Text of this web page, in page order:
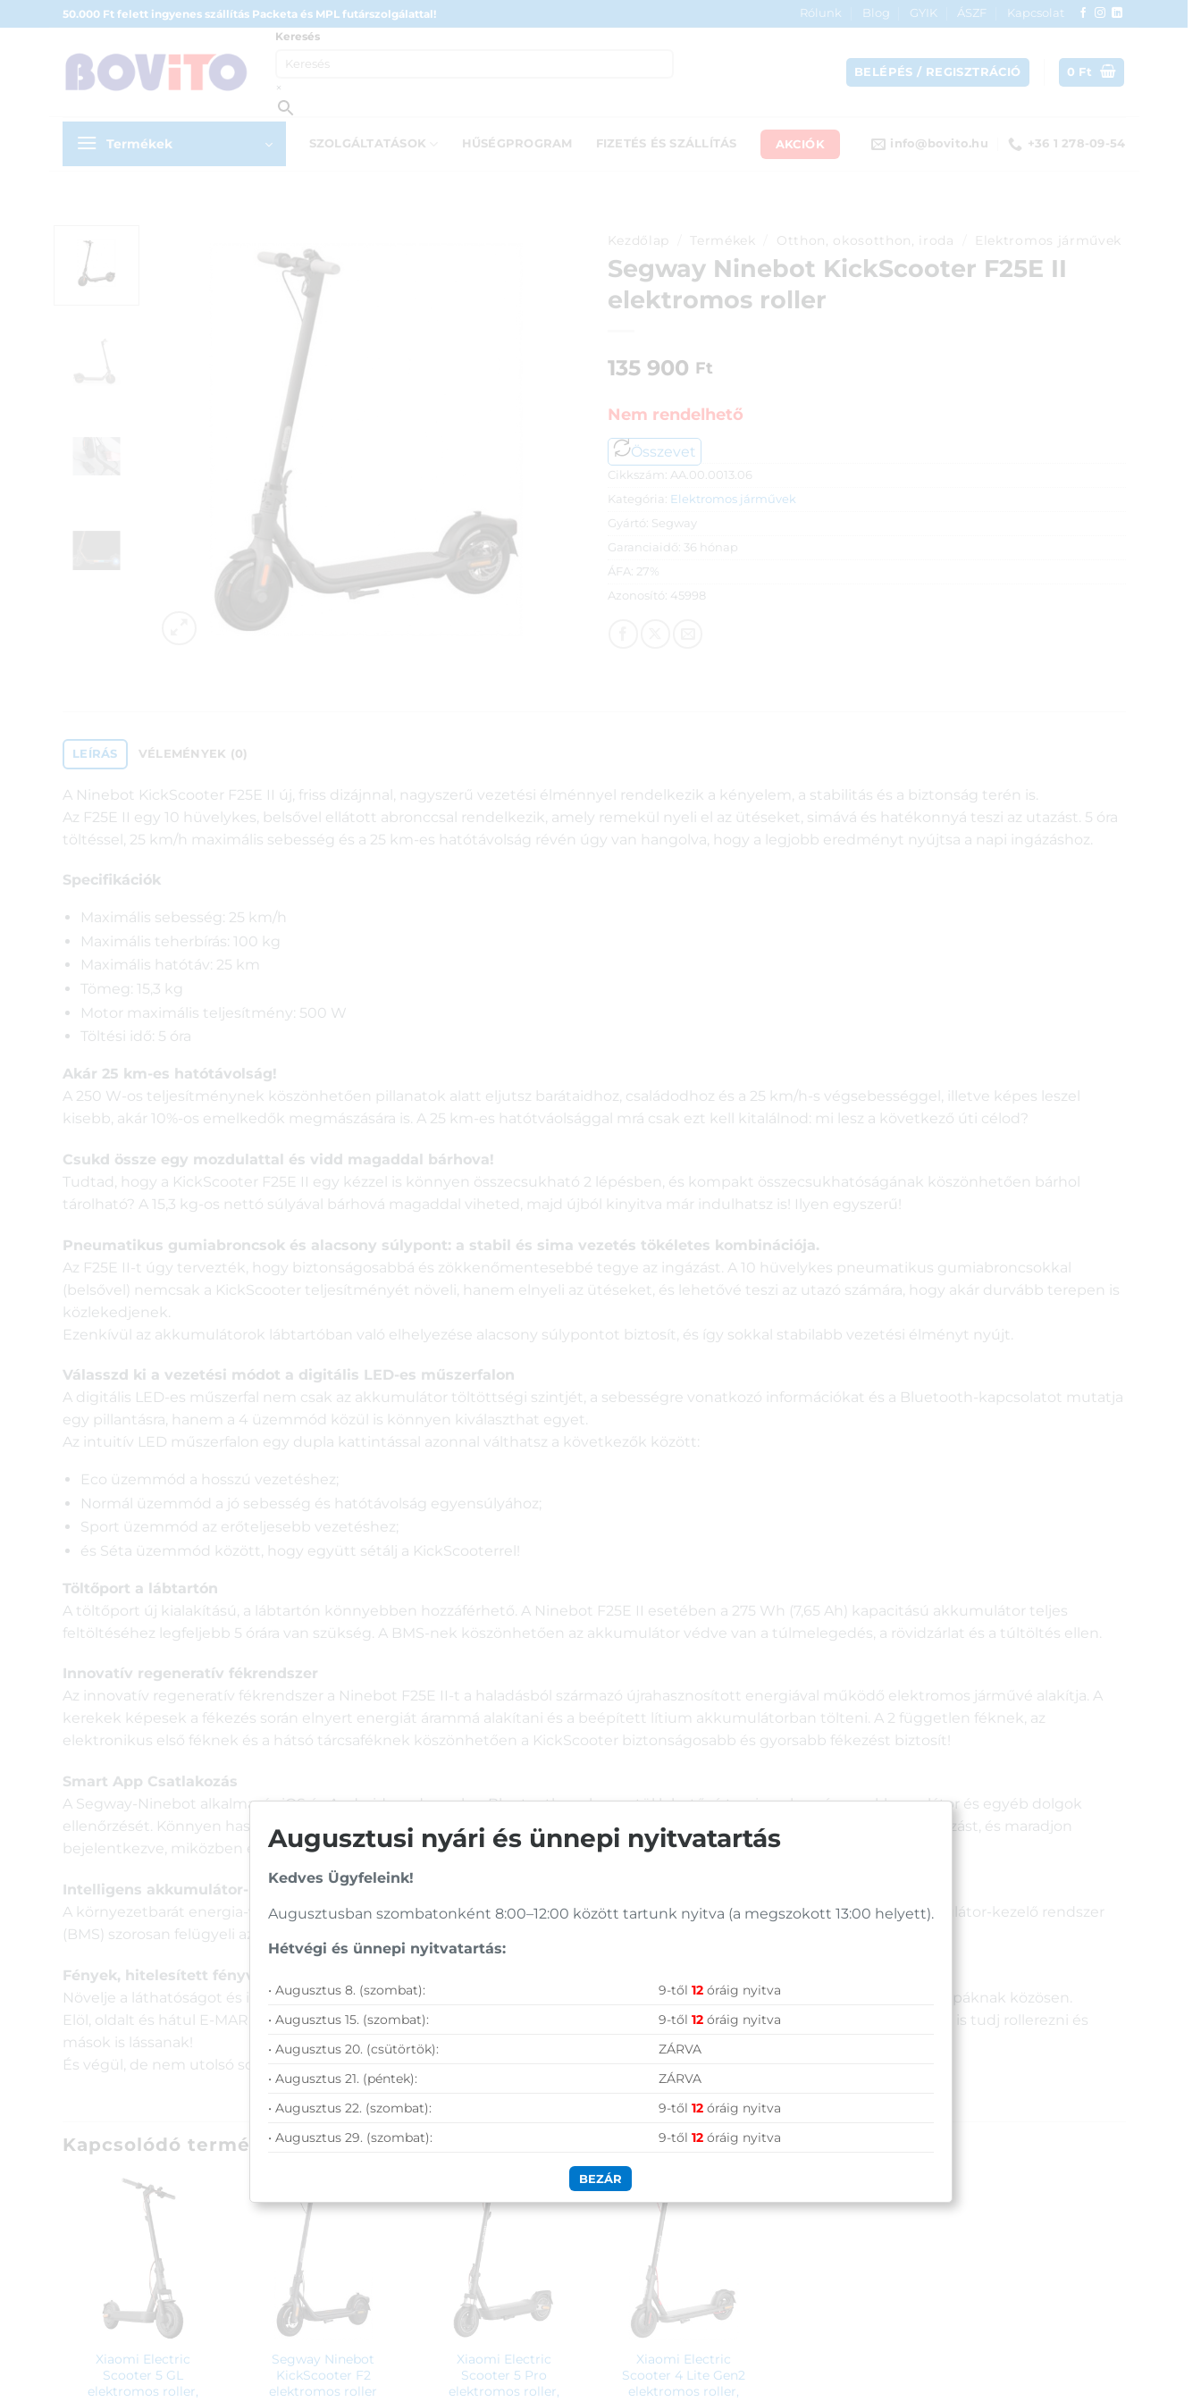
to
50.000 Ft felett ingyenes szállítás Packeta és MPL futárszolgálattal! Rólunk Blog GYIK ÁSZF
Kapcsolat
Keresés
×
BELÉPÉS / REGISZTRÁCIÓ 0 Ft
Termékek SZOLGÁLTATÁSOK HŰSÉGPROGRAM FIZETÉS ÉS SZÁLLÍTÁS AKCIÓK info@bovito.hu +36 1 278-09-54
Kezdőlap Termékek Otthon, okosotthon, iroda Elektromos járművek
Segway Ninebot KickScooter F25E II
elektromos roller
135 900 Ft
Nem rendelhető
Összevet
Cikkszám: AA.00.0013.06
Kategória: Elektromos járművek
Gyártó: Segway
Garanciaidő: 36 hónap
ÁFA: 27%
Azonosító: 45998
LEÍRÁS VÉLEMÉNYEK (0)
A Ninebot KickScooter F25E II új, friss dizájnnal, nagyszerű vezetési élménnyel rendelkezik a kényelem, a stabilitás és a biztonság terén is.
Az F25E II egy 10 hüvelykes, belsővel ellátott abronccsal rendelkezik, amely remekül nyeli el az ütéseket, simává és hatékonnyá teszi az utazást. 5 óra
töltéssel, 25 km/h maximális sebesség és a 25 km-es hatótávolság révén úgy van hangolva, hogy a legjobb eredményt nyújtsa a napi ingázáshoz.
Specifikációk
Maximális sebesség: 25 km/h
Maximális teherbírás: 100 kg
Maximális hatótáv: 25 km
Tömeg: 15,3 kg
Motor maximális teljesítmény: 500 W
Töltési idő: 5 óra
Akár 25 km-es hatótávolság!
A 250 W-os teljesítménynek köszönhetően pillanatok alatt eljutsz barátaidhoz, családodhoz és a 25 km/h-s végsebességgel, illetve képes leszel
kisebb, akár 10%-os emelkedők megmászására is. A 25 km-es hatótváolsággal mrá csak ezt kell kitalálnod: mi lesz a következő úti célod?
Csukd össze egy mozdulattal és vidd magaddal bárhova!
Tudtad, hogy a KickScooter F25E II egy kézzel is könnyen összecsukható 2 lépésben, és kompakt összecsukhatóságának köszönhetően bárhol
tárolható? A 15,3 kg-os nettó súlyával bárhová magaddal viheted, majd újból kinyitva már indulhatsz is! Ilyen egyszerű!
Pneumatikus gumiabroncsok és alacsony súlypont: a stabil és sima vezetés tökéletes kombinációja.
Az F25E II-t úgy tervezték, hogy biztonságosabbá és zökkenőmentesebbé tegye az ingázást. A 10 hüvelykes pneumatikus gumiabroncsokkal
(belsővel) nemcsak a KickScooter teljesítményét növeli, hanem elnyeli az ütéseket, és lehetővé teszi az utazó számára, hogy akár durvább terepen is
közlekedjenek.
Ezenkívül az akkumulátorok lábtartóban való elhelyezése alacsony súlypontot biztosít, és így sokkal stabilabb vezetési élményt nyújt.
Válasszd ki a vezetési módot a digitális LED-es műszerfalon
A digitális LED-es műszerfal nem csak az akkumulátor töltöttségi szintjét, a sebességre vonatkozó információkat és a Bluetooth-kapcsolatot mutatja
egy pillantásra, hanem a 4 üzemmód közül is könnyen kiválaszthat egyet.
Az intuitív LED műszerfalon egy dupla kattintással azonnal válthatsz a következők között:
Eco üzemmód a hosszú vezetéshez;
Normál üzemmód a jó sebesség és hatótávolság egyensúlyához;
Sport üzemmód az erőteljesebb vezetéshez;
és Séta üzemmód között, hogy együtt sétálj a KickScooterrel!
Töltőport a lábtartón
A töltőport új kialakítású, a lábtartón könnyebben hozzáférhető. A Ninebot F25E II esetében a 275 Wh (7,65 Ah) kapacitású akkumulátor teljes
feltöltéséhez legfeljebb 5 órára van szükség. A BMS-nek köszönhetően az akkumulátor védve van a túlmelegedés, a rövidzárlat és a túltöltés ellen.
Innovatív regeneratív fékrendszer
Az innovatív regeneratív fékrendszer a Ninebot F25E II-t a haladásból származó újrahasznosított energiával működő elektromos járművé alakítja. A
kerekek képesek a fékezés során elnyert energiát árammá alakítani és a beépített lítium akkumulátorban tölteni. A 2 független féknek, az
elektronikus első féknek és a hátsó tárcsaféknek köszönhetően a KickScooter biztonságosabb és gyorsabb fékezést biztosít!
Smart App Csatlakozás
A Segway-Ninebot alkalmazás iOS és Android rendszerekre Bluetooth-on keresztül lehetővé teszi a sebesség, az akkumulátor és egyéb dolgok
ellenőrzését. Könnyen használható és praktikus, hogy mindig naprakész legyen a KickScooter állapotáról. Töltse le az alkalmazást, és maradjon
bejelentkezve, miközben élvezi az utazást!
Intelligens akkumulátor-kezelő rendszer (BMS)
A környezetbarát energia-visszanyerő rendszer gondoskodik arról, hogy ne vesszen kárba energia, míg az intelligens akkumulátor-kezelő rendszer
(BMS) szorosan felügyeli az akkumulátor teljesítményét.
Fények, hitelesített fényvisszaverők és csengő: minden, ami a biztonságot szolgálja!
Növelje a láthatóságot és irányítson az úton a 2,5 W-os, nagy fényerejű LED-es első fényszórónak, valamint a fék- és hátsó lámpáknak közösen.
Elöl, oldalt és hátul E-MARK tanúsítvánnyal rendelkező fényvisszaverőket is elhelyeztünk, hogy gyenge fényviszonyok között is tudj rollerezni és
mások is lássanak!
És végül, de nem utolsó sorban, ahogy a láthatóság úgy a hallhatóság is fontos. Köszönhetően a mechanikus csengőnek!
Kapcsolódó termékek
Xiaomi Electric
Scooter 5 GL
elektromos roller,
Segway Ninebot
KickScooter F2
elektromos roller
Xiaomi Electric
Scooter 5 Pro
elektromos roller,
Xiaomi Electric
Scooter 4 Lite Gen2
elektromos roller,
Augusztusi nyári és ünnepi nyitvatartás
Kedves Ügyfeleink!
Augusztusban szombatonként 8:00–12:00 között tartunk nyitva (a megszokott 13:00 helyett).
Hétvégi és ünnepi nyitvatartás:
• Augusztus 8. (szombat): 9-től 12óráig nyitva
• Augusztus 15. (szombat):
9-től 12óráig nyitva
• Augusztus 20. (csütörtök):
ZÁRVA
• Augusztus 21. (péntek):
ZÁRVA
• Augusztus 22. (szombat):
9-től 12óráig nyitva
• Augusztus 29. (szombat):
9-től 12óráig nyitva
BEZÁR